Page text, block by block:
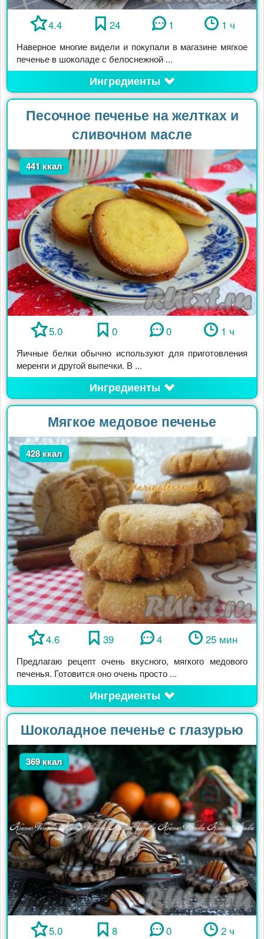
4.4 24 1 1 ч
Наверное многие видели и покупали в магазине мягкое
печенье в шоколаде с белоснежной ...
Ингредиенты
Песочное печенье на желтках и
сливочном масле
441 ккал
5.0 0 0 1 ч
Яичные белки обычно используют для приготовления
меренги и другой выпечки. В ...
Ингредиенты
Мягкое медовое печенье
428 ккал
4.6 39 4 25 мин
Предлагаю рецепт очень вкусного, мягкого медового
печенья. Готовится оно очень просто ...
Ингредиенты
Шоколадное печенье с глазурью
369 ккал
5.0 8 0 2 ч